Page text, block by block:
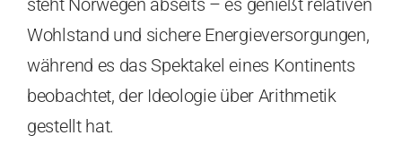
steht Norwegen abseits – es genießt relativen
Wohlstand und sichere Energieversorgungen,
während es das Spektakel eines Kontinents
beobachtet, der Ideologie über Arithmetik
gestellt hat.